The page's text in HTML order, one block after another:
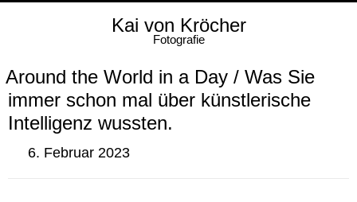
Kai von Kröcher
Fotografie
Around the World in a Day / Was Sie
immer schon mal über künstlerische
Intelligenz wussten.
6. Februar 2023